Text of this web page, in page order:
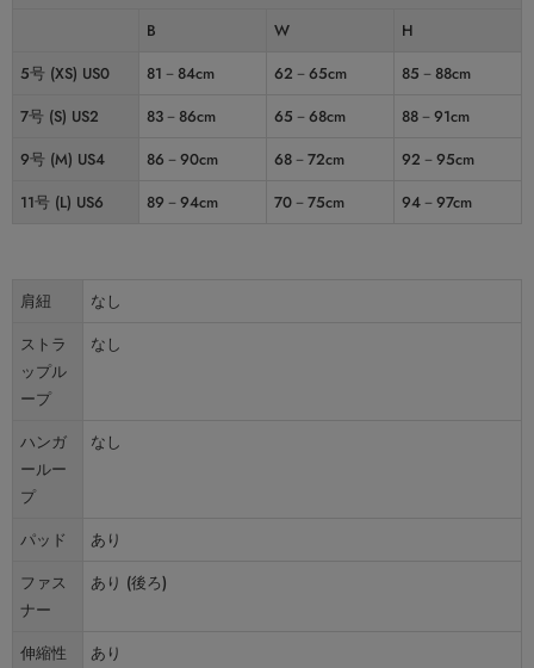
B
W
H
5号 (XS) US0
81－84cm 62－65cm
85－88cm
7号 (S) US2
83－86cm 65－68cm
88－91cm
9号 (M) US4
86－90cm 68－72cm
92－95cm
11号 (L) US6
89－94cm 70－75cm 94－97cm
肩紐
なし
ストラ
ップル
ープ
なし
ハンガ
ールー
プ
なし
パッド
あり
ファス
ナー
あり (後ろ)
伸縮性 あり